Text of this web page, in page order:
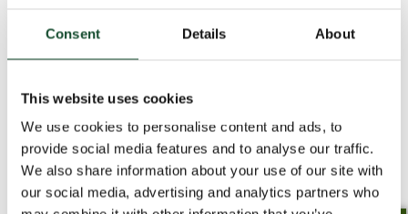
Consent Details About
This website uses cookies
We use cookies to personalise content and ads, to
provide social media features and to analyse our traffic.
We also share information about your use of our site with
our social media, advertising and analytics partners who
fuger som slites? Vi kan rette opp og fornye
Hva koster
belegningsstein per
kvadratmeter?
Belegningsstein pris m2varierer med type stein,
grunnforhold og kompleksiteten på jobben. For å